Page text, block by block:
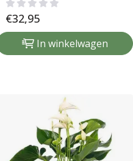
€32,95
In winkelwagen